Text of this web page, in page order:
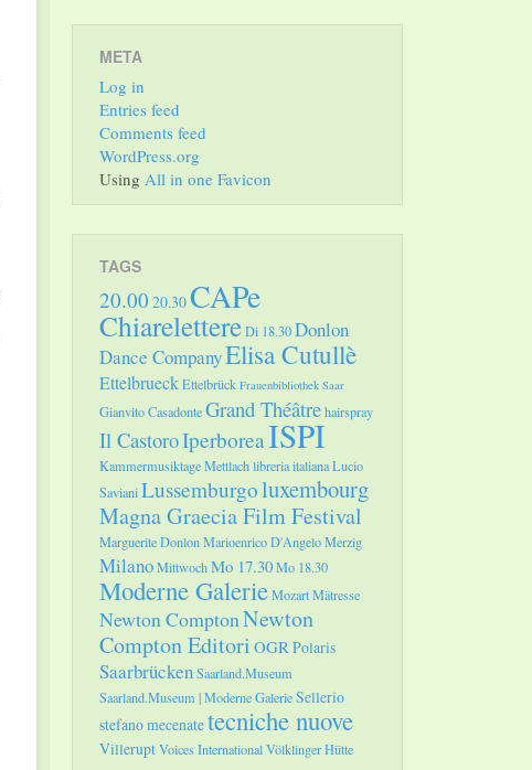
META
Log in
Entries feed
Comments feed
WordPress.org
Using All in one Favicon
TAGS
20.00 20.30CAPe
ChiarelettereDi 18.30Donlon
Dance CompanyElisa Cutullè
EttelbrueckEttelbrück Frauenbibliothek Saar
Gianvito CasadonteGrand Théâtrehairspray
Il CastoroIperboreaISPI
Kammermusiktage Mettlachlibreria italianaLucio
SavianiLussemburgoluxembourg
Magna Graecia Film Festival
Marguerite DonlonMarioenrico D'AngeloMerzig
MilanoMittwochMo 17.30Mo 18.30
Moderne GalerieMozartMätresse
Newton ComptonNewton
Compton Editori OGRPolaris
SaarbrückenSaarland.Museum
Saarland.Museum | Moderne GalerieSellerio
stefano mecenatetecniche nuove
VilleruptVoices InternationalVölklinger Hütte